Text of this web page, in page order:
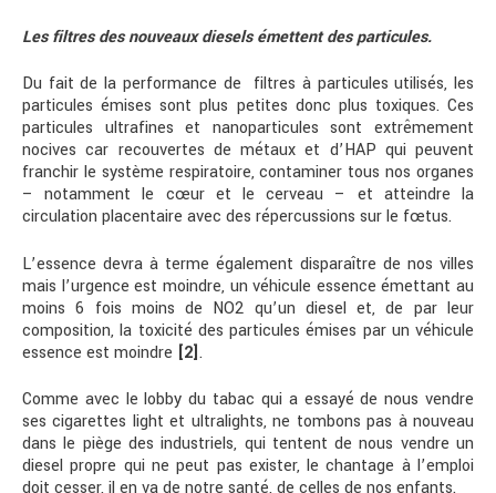
Les filtres des nouveaux diesels émettent des particules.
Du fait de la performance de filtres à particules utilisés, les
particules émises sont plus petites donc plus toxiques. Ces
particules ultrafines et nanoparticules sont extrêmement
nocives car recouvertes de métaux et d’HAP qui peuvent
franchir le système respiratoire, contaminer tous nos organes
– notamment le cœur et le cerveau – et atteindre la
circulation placentaire avec des répercussions sur le fœtus.
L’essence devra à terme également disparaître de nos villes
mais l’urgence est moindre, un véhicule essence émettant au
moins 6 fois moins de NO2 qu’un diesel et, de par leur
composition, la toxicité des particules émises par un véhicule
essence est moindre [2].
Comme avec le lobby du tabac qui a essayé de nous vendre
ses cigarettes light et ultralights, ne tombons pas à nouveau
dans le piège des industriels, qui tentent de nous vendre un
diesel propre qui ne peut pas exister, le chantage à l’emploi
doit cesser, il en va de notre santé, de celles de nos enfants.